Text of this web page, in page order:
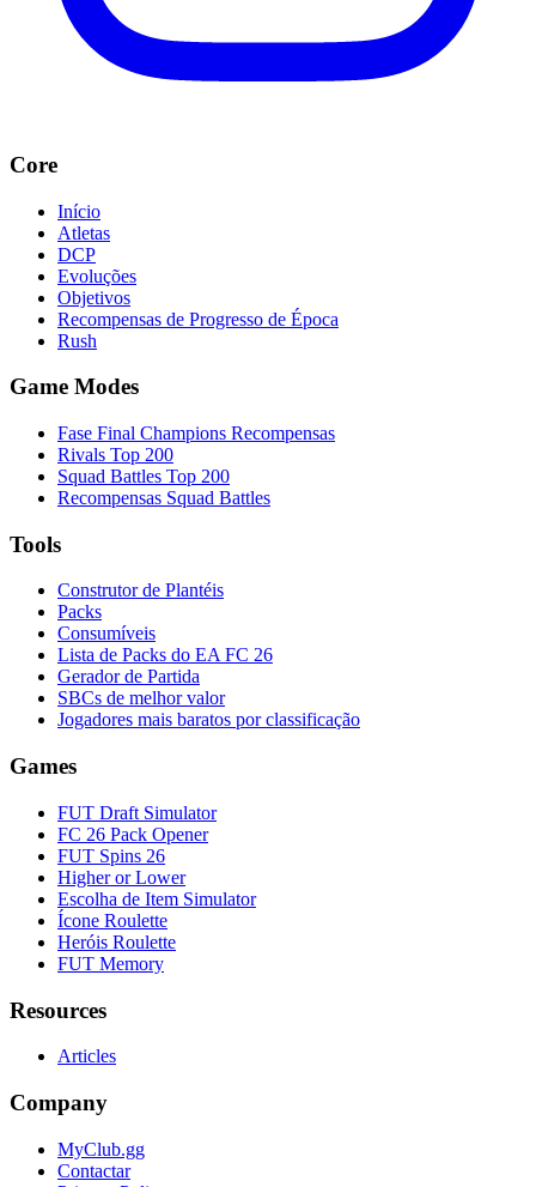
Core
Início
Atletas
DCP
Evoluções
Objetivos
Recompensas de Progresso de Época
Rush
Game Modes
Fase Final Champions Recompensas
Rivals Top 200
Squad Battles Top 200
Recompensas Squad Battles
Tools
Construtor de Plantéis
Packs
Consumíveis
Lista de Packs do EA FC 26
Gerador de Partida
SBCs de melhor valor
Jogadores mais baratos por classificação
Games
FUT Draft Simulator
FC 26 Pack Opener
FUT Spins 26
Higher or Lower
Escolha de Item Simulator
Ícone Roulette
Heróis Roulette
FUT Memory
Resources
Articles
Company
MyClub.gg
Contactar